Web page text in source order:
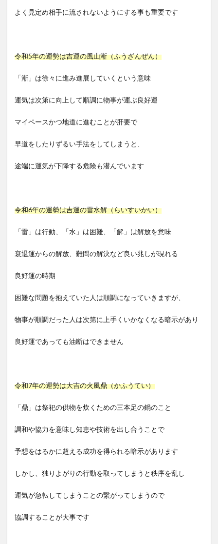
よく見定め相手に流されないようにする事も重要です
令和5年の運勢は吉運の風山漸（ふうざんぜん）
「漸」は徐々に進み進展していくという意味
運気は次第に向上して順調に物事が運ぶ良好運
マイペースかつ地道に進むことが肝要で
早道をしたりずるい手法をしてしまうと、
途端に運気が下降する危険も潜んでいます
令和6年の運勢は吉運の雷水解（らいすいかい）
「雷」は行動、「水」は困難、「解」は解放を意味
衰退運からの解放、難問の解決など良い兆しが現れる
良好運の時期
困難な問題を抱えていた人は順調になっていきますが、
物事が順調だった人は次第に上手くいかなくなる暗示があり
良好運であっても油断はできません
令和7年の運勢は大吉の火風鼎（かふうてい）
「鼎」は祭祀の供物を炊くための三本足の鍋のこと
調和や協力を意味し知恵や技術を出し合うことで
予想をはるかに超える成功を得られる暗示があります
しかし、独りよがりの行動を取ってしまうと秩序を乱し
運気が急転してしまうことの繋がってしまうので
協調することが大事です